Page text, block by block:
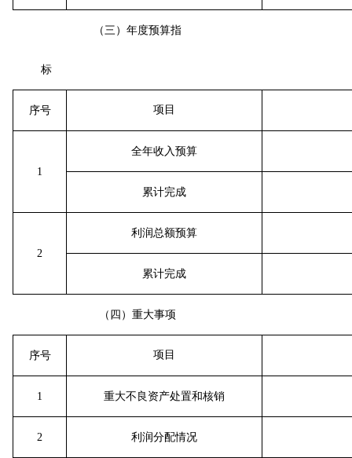
（三）年度预算指
标
序号 项目
1
全年收入预算
累计完成
2
利润总额预算
累计完成
（四）重大事项
序号 项目
1 重大不良资产处置和核销
2 利润分配情况